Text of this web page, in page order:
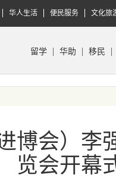
华人生活 便民服务 文化旅
留学 华助 移民
博会）
览会开幕